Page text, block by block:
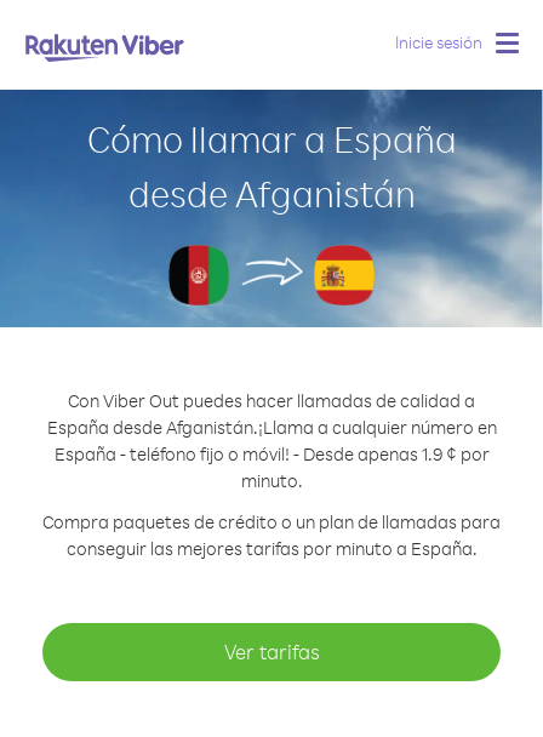
Inicie sesión
Cómo llamar a España
desde Afganistán
Con Viber Out puedes hacer llamadas de calidad a
España desde Afganistán.¡Llama a cualquier número en
España - teléfono fijo o móvil! - Desde apenas 1.9 ¢ por
minuto.
Compra paquetes de crédito o un plan de llamadas para
conseguir las mejores tarifas por minuto a España.
Ver tarifas